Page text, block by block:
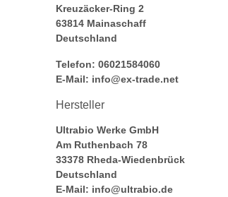
Kreuzäcker-Ring 2
63814 Mainaschaff
Deutschland
Telefon: 06021584060
E-Mail: info@ex-trade.net
Hersteller
Ultrabio Werke GmbH
Am Ruthenbach 78
33378 Rheda-Wiedenbrück
Deutschland
E-Mail: info@ultrabio.de